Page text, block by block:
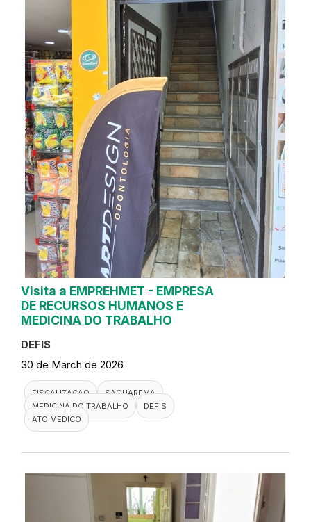
Visita a EMPREHMET - EMPRESA
DE RECURSOS HUMANOS E
MEDICINA DO TRABALHO
DEFIS
30 de March de 2026
FISCALIZACAO
SAQUAREMA
MEDICINA DO TRABALHO
DEFIS
ATO MEDICO